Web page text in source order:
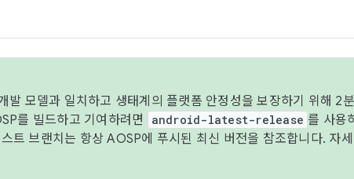
발 모델과 일치하고 생태계의 플랫폼 안정성을 보장하기 위해 2
를 빌드하고 기여하려면
android-latest-release 를 사용
트 브랜치는 항상 AOSP에 푸시된 최신 버전을 참조합니다. 자